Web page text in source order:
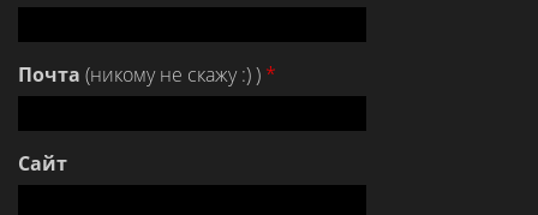
Почта (никому не скажу :) ) *
Сайт